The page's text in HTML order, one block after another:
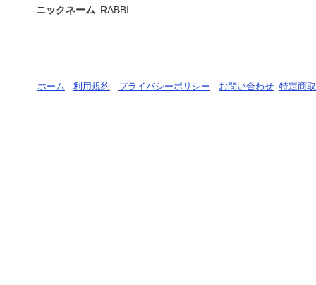
ニックネーム RABBI
ホーム - 利用規約 - プライバシーポリシー - お問い合わせ- 特定商